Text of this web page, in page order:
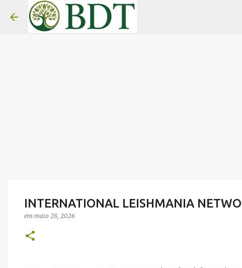
INTERNATIONAL LEISHMANIA
em maio 28, 2026